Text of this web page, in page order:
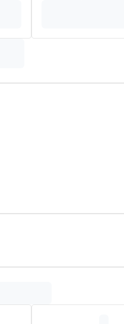
voor baby's die in